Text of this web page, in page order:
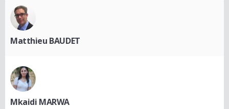
Matthieu BAUDET
Mkaidi MARWA